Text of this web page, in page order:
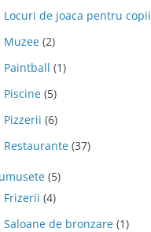
Locuri de joaca pentru copii
Muzee (2)
Paintball (1)
Piscine (5)
Pizzerii (6)
Restaurante (37)
(5)
Frizerii (4)
Saloane de bronzare (1)